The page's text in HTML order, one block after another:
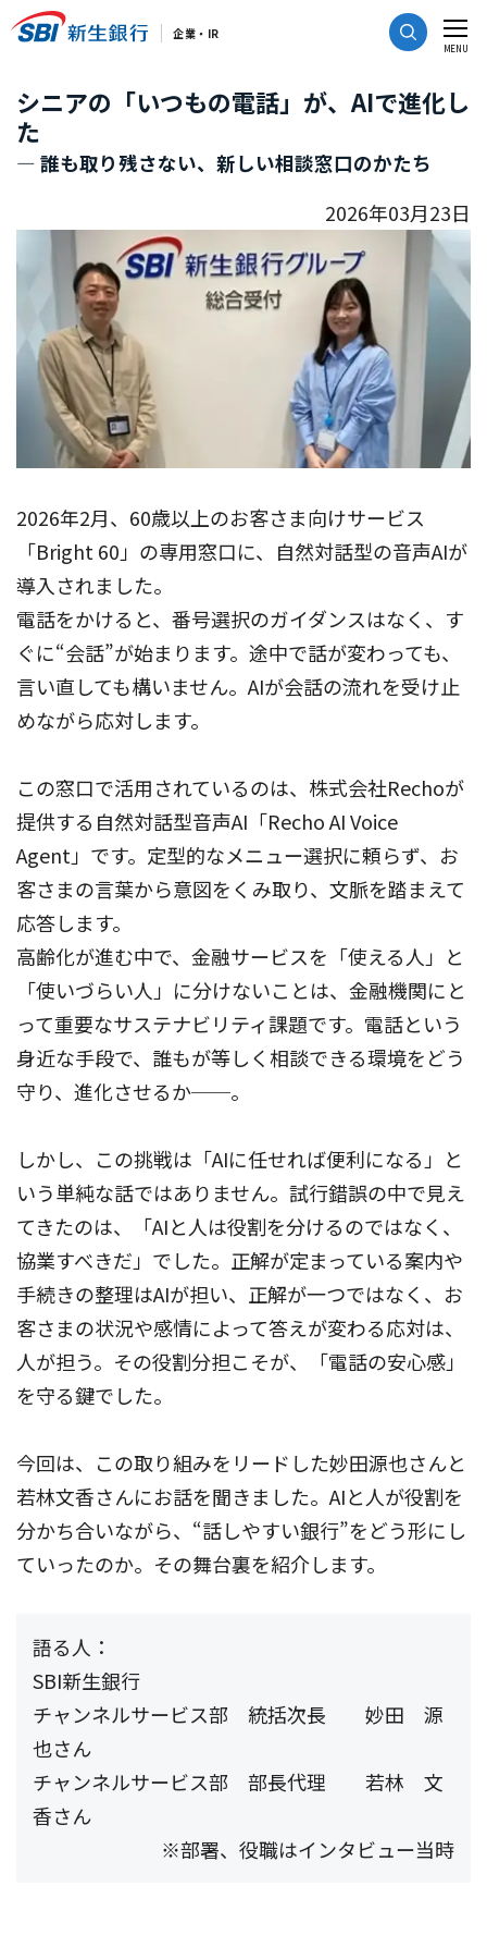
CLOSE
MENU
シニアの「いつもの電話」が、AIで進化し
た
― 誰も取り残さない、新しい相談窓口のかたち
2026年03月23日
2026年2月、60歳以上のお客さま向けサービス
「Bright 60」の専用窓口に、自然対話型の音声AIが
導入されました。
電話をかけると、番号選択のガイダンスはなく、す
ぐに“会話”が始まります。途中で話が変わっても、
言い直しても構いません。AIが会話の流れを受け止
めながら応対します。
この窓口で活用されているのは、株式会社Rechoが
提供する自然対話型音声AI「Recho AI Voice
Agent」です。定型的なメニュー選択に頼らず、お
客さまの言葉から意図をくみ取り、文脈を踏まえて
応答します。
高齢化が進む中で、金融サービスを「使える人」と
「使いづらい人」に分けないことは、金融機関にと
って重要なサステナビリティ課題です。電話という
身近な手段で、誰もが等しく相談できる環境をどう
守り、進化させるか──。
しかし、この挑戦は「AIに任せれば便利になる」と
いう単純な話ではありません。試行錯誤の中で見え
てきたのは、「AIと人は役割を分けるのではなく、
協業すべきだ」でした。正解が定まっている案内や
手続きの整理はAIが担い、正解が一つではなく、お
客さまの状況や感情によって答えが変わる応対は、
人が担う。その役割分担こそが、「電話の安心感」
を守る鍵でした。
今回は、この取り組みをリードした妙田源也さんと
若林文香さんにお話を聞きました。AIと人が役割を
分かち合いながら、“話しやすい銀行”をどう形にし
ていったのか。その舞台裏を紹介します。
語る人：
SBI新生銀行
チャンネルサービス部 統括次長 妙田 源
也さん
チャンネルサービス部 部長代理 若林 文
香さん
※部署、役職はインタビュー当時
企業・IR